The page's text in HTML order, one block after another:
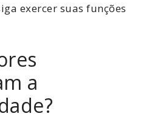
exercer suas funções
a